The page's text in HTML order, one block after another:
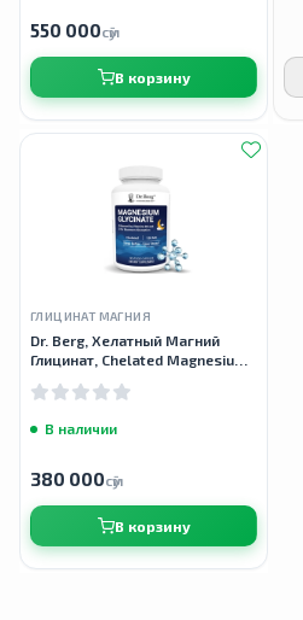
550 000сӯм
В корзину
ГЛИЦИНАТ МАГНИЯ
Dr. Berg, Хелатный Магний
Глицинат, Chelated Magnesium
вегетарианских капсул
В наличии
380 000сӯм
В корзину